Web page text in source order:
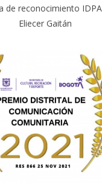
de reconocimiento
Eliecer Gaitán